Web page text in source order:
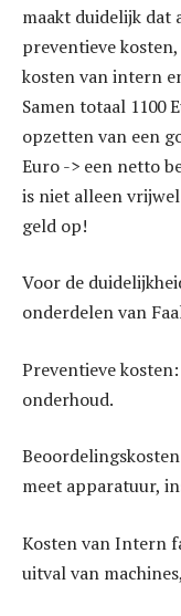
maakt duidelijk dat
preventieve
kosten van intern
Samen totaal 1100
opzetten van een
Euro -> een netto
is niet alleen
geld op!
Voor de
onderdelen van
Preventieve
onderhoud.
meet apparatuur,
Kosten van Intern
uitval van